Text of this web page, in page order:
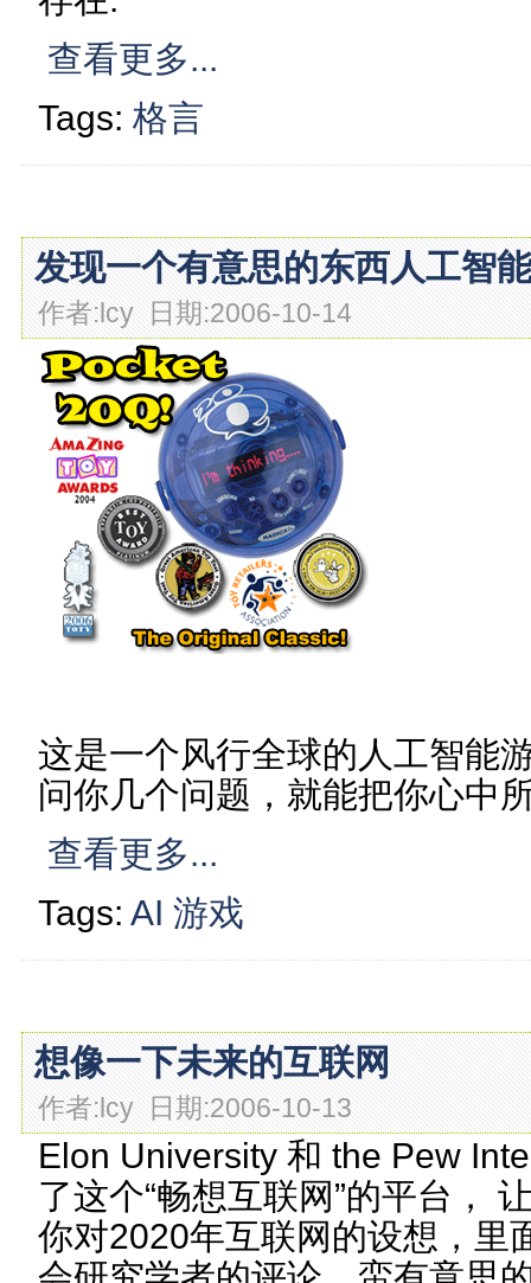
查看更多...
Tags:格言
发现一个有意思的东西人工智
作者:lcy 日期:2006-10-14
这是一个风行全球的人工智能
问你几个问题，就能把你心中
查看更多...
Tags:AI 游戏
想像一下未来的互联网
作者:lcy 日期:2006-10-13
Elon University 和 the Pew
了这个“畅想互联网”的平台，
你对2020年互联网的设想，里